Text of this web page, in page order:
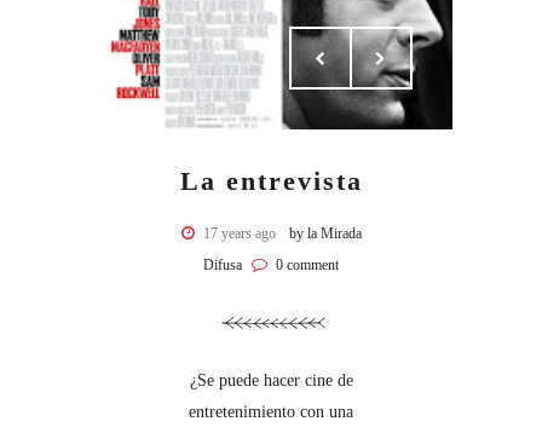
La entrevista
17 years ago
by la Mirada
Difusa
0 comment
¿Se puede hacer cine de
entretenimiento con una